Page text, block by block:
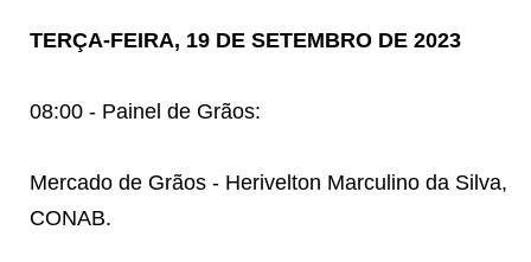
TERÇA-FEIRA, 19 DE SETEMBRO DE 2023
08:00 - Painel de Grãos:
Mercado de Grãos - Herivelton Marculino da Silva,
CONAB.